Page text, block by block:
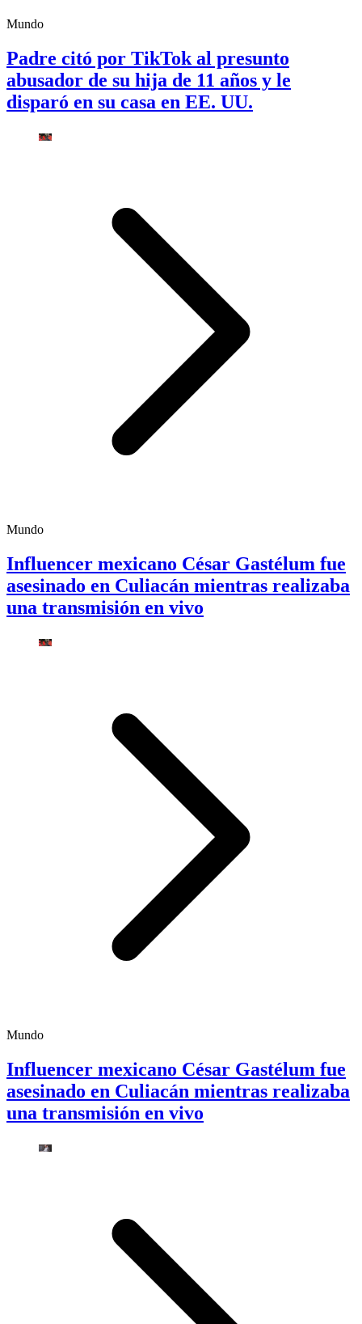
Mundo
Padre citó por TikTok al presunto
abusador de su hija de 11 años y le
disparó en su casa en EE. UU.
Mundo
Influencer mexicano César Gastélum fue
asesinado en Culiacán mientras realizaba
una transmisión en vivo
Mundo
Influencer mexicano César Gastélum fue
asesinado en Culiacán mientras realizaba
una transmisión en vivo